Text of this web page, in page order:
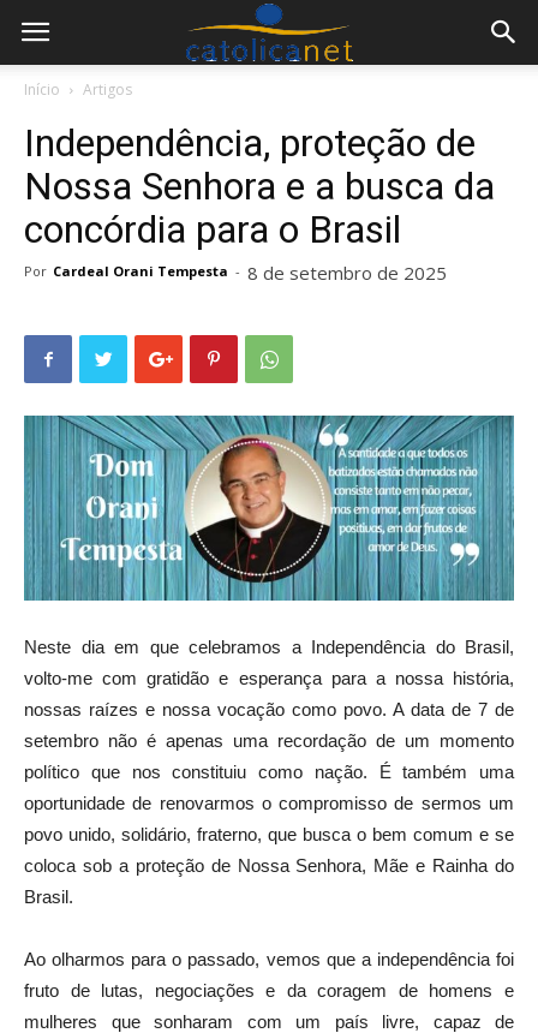
Início Artigos
Independência, proteção de
Nossa Senhora e a busca da
concórdia para o Brasil
Por Cardeal Orani Tempesta - 8 de setembro de 2025
Neste dia em que celebramos a Independência do Brasil,
volto-me com gratidão e esperança para a nossa história,
nossas raízes e nossa vocação como povo. A data de 7 de
setembro não é apenas uma recordação de um momento
político que nos constituiu como nação. É também uma
oportunidade de renovarmos o compromisso de sermos um
povo unido, solidário, fraterno, que busca o bem comum e se
coloca sob a proteção de Nossa Senhora, Mãe e Rainha do
Brasil.
Ao olharmos para o passado, vemos que a independência foi
fruto de lutas, negociações e da coragem de homens e
mulheres que sonharam com um país livre, capaz de